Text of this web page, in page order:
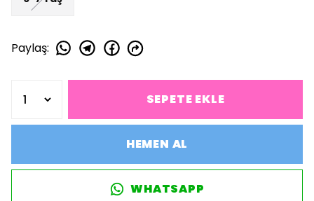
Paylaş:
SEPETE EKLE
HEMEN AL
WHATSAPP